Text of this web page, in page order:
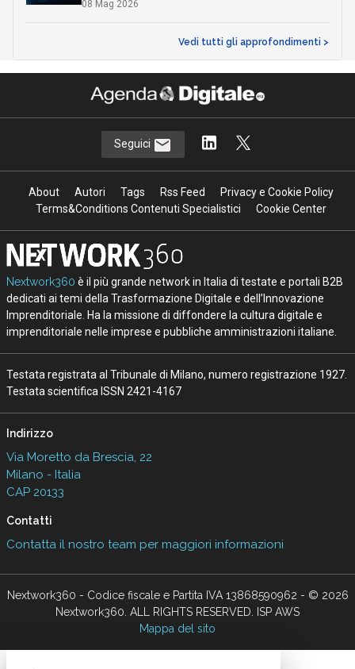
08 Mag 2026
Vedi tutti gli approfondimenti >
Seguici
About Autori Tags Rss Feed
Privacy e Cookie Policy
Terms&Conditions Contenuti Specialistici
Cookie Center
Nextwork360 è il più grande network in Italia di testate e portali B2B
dedicati ai temi della Trasformazione Digitale e dell’Innovazione
Imprenditoriale. Ha la missione di diffondere la cultura digitale e
imprenditoriale nelle imprese e pubbliche amministrazioni italiane.
Testata registrata al Tribunale di Milano, numero registrazione 1927.
Testata scientifica ISSN 2421-4167
Indirizzo
Via Moretto da Brescia, 22
Milano - Italia
CAP 20133
Contatti
Contatta il nostro team per maggiori informazioni
Nextwork360 - Codice fiscale e Partita IVA 13868590962 - © 2026
Nextwork360. ALL RIGHTS RESERVED. ISP AWS
Mappa del sito